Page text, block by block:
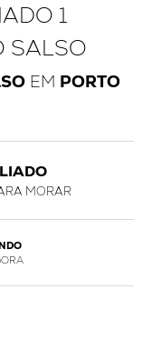
1
SALSO
EM PORTO
MORAR